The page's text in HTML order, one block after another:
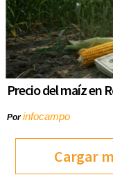
Precio del maíz en
Porinfocampo
Cargar